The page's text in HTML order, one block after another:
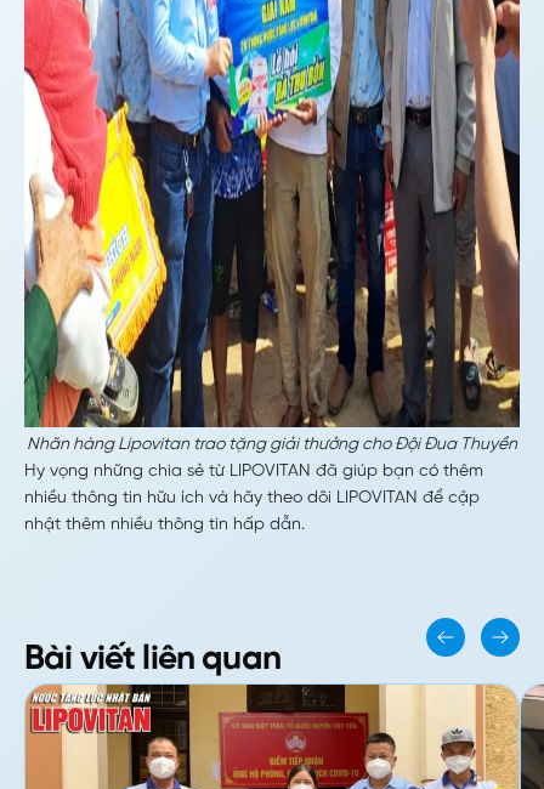
Nhãn hàng Lipovitan trao tặng giải thưởng cho Đội Đua Thuyền
Hy vọng những chia sẻ từ LIPOVITAN đã giúp bạn có thêm
nhiều thông tin hữu ích và hãy theo dõi LIPOVITAN để cập
nhật thêm nhiều thông tin hấp dẫn.
Bài viết liên quan